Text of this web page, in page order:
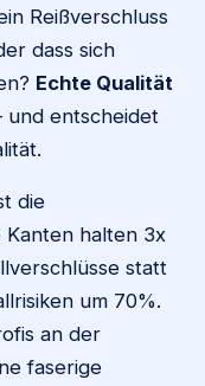
Reißverschluss
dass sich
Echte Qualität
und entscheidet
die
halten 3x
statt
um 70%.
an der
faserige